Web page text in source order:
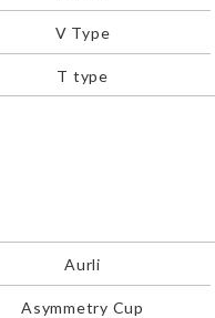
V Type
T type
Aurli
Asymmetry Cup